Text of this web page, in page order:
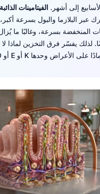
إلى أشهر. الفيتامينات
عبر البلازما والبول بسرعة
المنخفضة بسرعة، وغالبًا ما
لذلك يفسّر فرق التخزين لماذا لا